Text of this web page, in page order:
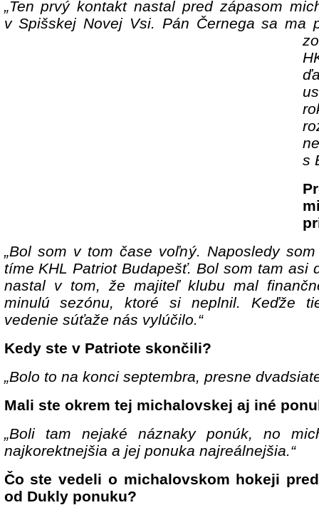
„Ten prvý kontakt nastal pred zápasom
v Spišskej Novej Vsi. Pán Černega sa ma
s
„Bol som v tom čase voľný. Naposledy
tíme KHL Patriot Budapešť. Bol som tam asi
nastal v tom, že majiteľ klubu mal
minulú sezónu, ktoré si neplnil. Keďže
vedenie súťaže nás vylúčilo.“
Kedy ste v Patriote skončili?
„Bolo to na konci septembra, presne
Mali ste okrem tej michalovskej aj iné
„Boli tam nejaké náznaky ponúk, no
najkorektnejšia a jej ponuka najreálnejšia.“
Čo ste vedeli o michalovskom hokeji
od Dukly ponuku?